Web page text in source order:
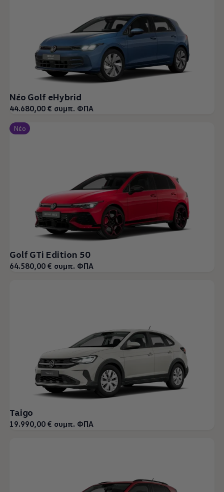
Νέο Golf eHybrid
44.680,00 € συμπ. ΦΠΑ
Νέο
Golf GTi Edition 50
64.580,00 € συμπ. ΦΠΑ
Taigo
19.990,00 € συμπ. ΦΠΑ